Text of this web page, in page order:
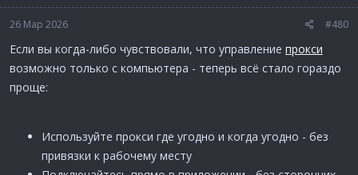
26 Мар 2026 #480
Если вы когда-либо чувствовали, что управление прокси
возможно только с компьютера - теперь всё стало гораздо
проще:
Используйте прокси где угодно и когда угодно - без
привязки к рабочему месту